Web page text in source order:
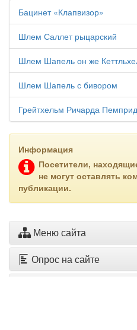
Бацинет «Клапвизор»
Шлем Саллет рыцарский
Шлем Шапель он же
Шлем Шапель с бивором
Грейтхельм Ричарда
Информация
Посетители,
не могут оставлять
публикации.
Меню сайта
Опрос на сайте